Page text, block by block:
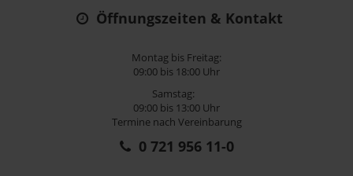
Öffnungszeiten & Kontakt
Montag bis Freitag:
09:00 bis 18:00 Uhr
Samstag:
09:00 bis 13:00 Uhr
Termine nach Vereinbarung
0 721 956 11-0